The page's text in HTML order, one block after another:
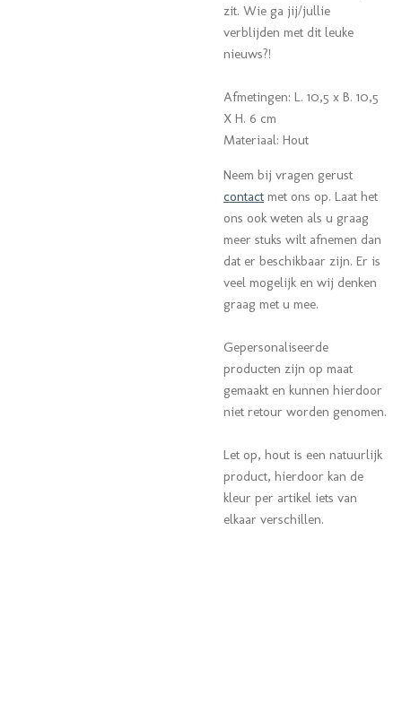
zit. Wie ga jij/jullie
verblijden met dit leuke
nieuws?!
Afmetingen: L. 10,5 x B. 10,5
X H. 6 cm
Materiaal: Hout
Neem bij vragen gerust
contact met ons op. Laat het
ons ook weten als u graag
meer stuks wilt afnemen dan
dat er beschikbaar zijn. Er is
veel mogelijk en wij denken
graag met u mee.
Gepersonaliseerde
producten zijn op maat
gemaakt en kunnen hierdoor
niet retour worden genomen.
Let op, hout is een natuurlijk
product, hierdoor kan de
kleur per artikel iets van
elkaar verschillen.